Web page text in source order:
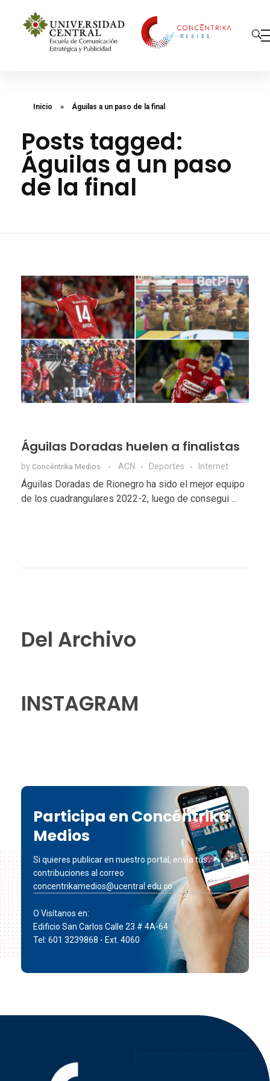
Inicio » Águilas a un paso de la final
Posts tagged:
Águilas a un paso
de la final
Águilas Doradas huelen a finalistas
by Concéntrika Medios ACN Deportes Internet
Águilas Doradas de Rionegro ha sido el mejor equipo
de los cuadrangulares 2022-2, luego de consegui ...
Del Archivo
INSTAGRAM
Participa en Concéntrika
Medios
Si quieres publicar en nuestro portal, envía tus
contribuciones al correo
concentrikamedios@ucentral.edu.co
O Visítanos en:
Edificio San Carlos Calle 23 # 4A-64
Tel: 601 3239868 - Ext. 4060